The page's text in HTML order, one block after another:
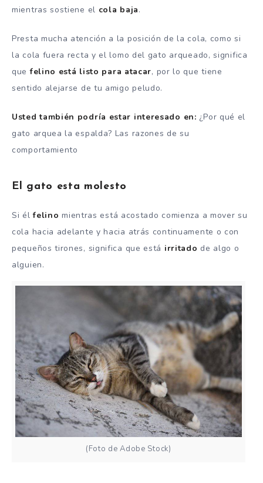
mientras sostiene el cola baja.
Presta mucha atención a la posición de la cola, como si
la cola fuera recta y el lomo del gato arqueado, significa
quefelino está listo para atacar, por lo que tiene
sentido alejarse de tu amigo peludo.
Usted también podría estar interesado en: ¿Por qué el
gato arquea la espalda? Las razones de su
comportamiento
El gato esta molesto
Si élfelino mientras está acostado comienza a mover su
cola hacia adelante y hacia atrás continuamente o con
pequeños tirones, significa que está irritado de algo o
alguien.
(Foto de Adobe Stock)